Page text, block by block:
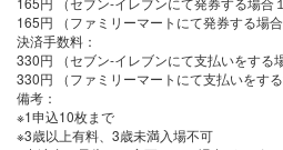
165円 （ファミリーマートにて発券する場合
決済手数料 ：
330円 （セブン-イレブンにて支払いをする
330円 （ファミリーマートにて支払いをす
備考：
※1申込10枚まで
※3歳以上有料、3歳未満入場不可